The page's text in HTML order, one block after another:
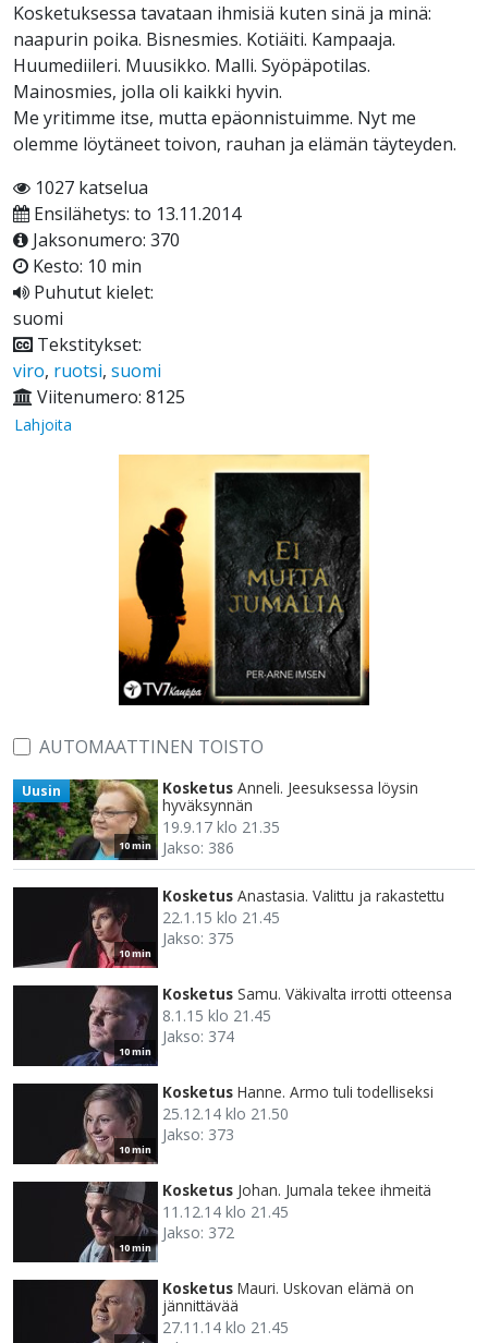
Kosketuksessa tavataan ihmisiä kuten sinä ja minä:
naapurin poika. Bisnesmies. Kotiäiti. Kampaaja.
Huumediileri. Muusikko. Malli. Syöpäpotilas.
Mainosmies, jolla oli kaikki hyvin.
Me yritimme itse, mutta epäonnistuimme. Nyt me
olemme löytäneet toivon, rauhan ja elämän täyteyden.
1027 katselua
Ensilähetys: to 13.11.2014
Jaksonumero: 370
Kesto: 10 min
Puhutut kielet:
suomi
Tekstitykset:
viro, ruotsi, suomi
Viitenumero: 8125
Lahjoita
AUTOMAATTINEN TOISTO
10 min
Uusin Kosketus Anneli. Jeesuksessa löysin
hyväksynnän
19.9.17 klo 21.35
Jakso: 386
10 min
Kosketus Anastasia. Valittu ja rakastettu
22.1.15 klo 21.45
Jakso: 375
10 min
Kosketus Samu. Väkivalta irrotti otteensa
8.1.15 klo 21.45
Jakso: 374
10 min
Kosketus Hanne. Armo tuli todelliseksi
25.12.14 klo 21.50
Jakso: 373
10 min
Kosketus Johan. Jumala tekee ihmeitä
11.12.14 klo 21.45
Jakso: 372
Kosketus Mauri. Uskovan elämä on
jännittävää
27.11.14 klo 21.45